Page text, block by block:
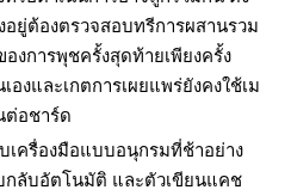
ยู่ต้องตรวจสอบทรีการผสานรวม
งการพุชครั้งสุดท้ายเพียงครั้ง
องและเกตการเผยแพร่ยังคงใช้เม
อชาร์ด
เครื่องมือแบบอนุกรมที่ช้าอย่าง
กลับอัตโนมัติ และตัวเขียนแคช